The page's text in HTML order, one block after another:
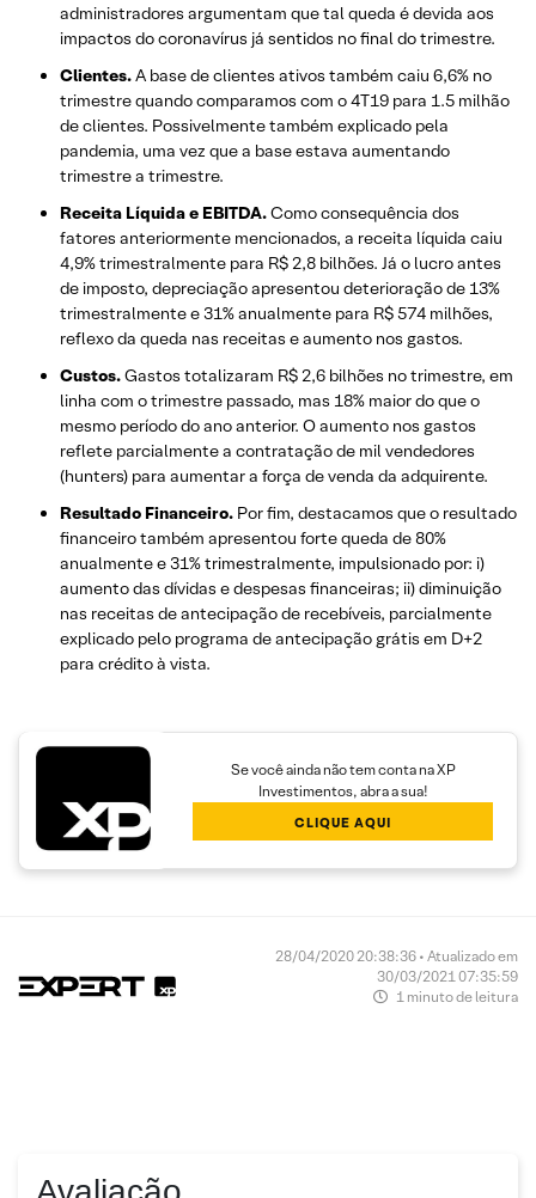
administradores argumentam que tal queda é devida aos
impactos do coronavírus já sentidos no final do trimestre.
Clientes.A base de clientes ativos também caiu 6,6% no
trimestre quando comparamos com o 4T19 para 1.5 milhão
de clientes. Possivelmente também explicado pela
pandemia, uma vez que a base estava aumentando
trimestre a trimestre.
Receita Líquida e EBITDA.Como consequência dos
fatores anteriormente mencionados, a receita líquida caiu
4,9% trimestralmente para R$ 2,8 bilhões. Já o lucro antes
de imposto, depreciação apresentou deterioração de 13%
trimestralmente e 31% anualmente para R$ 574 milhões,
reflexo da queda nas receitas e aumento nos gastos.
Custos.Gastos totalizaram R$ 2,6 bilhões no trimestre, em
linha com o trimestre passado, mas 18% maior do que o
mesmo período do ano anterior. O aumento nos gastos
reflete parcialmente a contratação de mil vendedores
(hunters) para aumentar a força de venda da adquirente.
Resultado Financeiro. Por fim, destacamos que o resultado
financeiro também apresentou forte queda de 80%
anualmente e 31% trimestralmente, impulsionado por: i)
aumento das dívidas e despesas financeiras; ii) diminuição
nas receitas de antecipação de recebíveis, parcialmente
explicado pelo programa de antecipação grátis em D+2
para crédito à vista.
Se você ainda não tem conta na XP
Investimentos, abra a sua!
CLIQUE AQUI
28/04/2020 20:38:36 • Atualizado em
30/03/2021 07:35:59
1 minuto de leitura